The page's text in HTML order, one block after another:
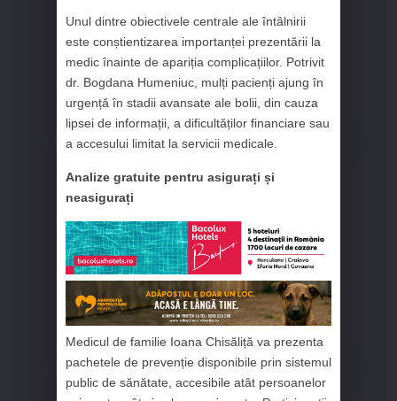
Unul dintre obiectivele centrale ale întâlnirii
este conștientizarea importanței prezentării la
medic înainte de apariția complicațiilor. Potrivit
dr. Bogdana Humeniuc, mulți pacienți ajung în
urgență în stadii avansate ale bolii, din cauza
lipsei de informații, a dificultăților financiare sau
a accesului limitat la servicii medicale.
Analize gratuite pentru asigurați și
neasigurați
Medicul de familie Ioana Chisăliță va prezenta
pachetele de prevenție disponibile prin sistemul
public de sănătate, accesibile atât persoanelor